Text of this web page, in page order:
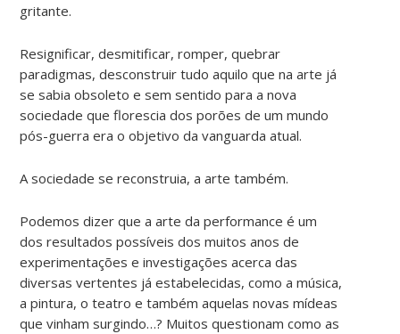
gritante.
Resignificar, desmitificar, romper, quebrar
paradigmas, desconstruir tudo aquilo que na arte já
se sabia obsoleto e sem sentido para a nova
sociedade que florescia dos porões de um mundo
pós-guerra era o objetivo da vanguarda atual.
A sociedade se reconstruia, a arte também.
Podemos dizer que a arte da performance é um
dos resultados possíveis dos muitos anos de
experimentações e investigações acerca das
diversas vertentes já estabelecidas, como a música,
a pintura, o teatro e também aquelas novas mídeas
que vinham surgindo…? Muitos questionam como as